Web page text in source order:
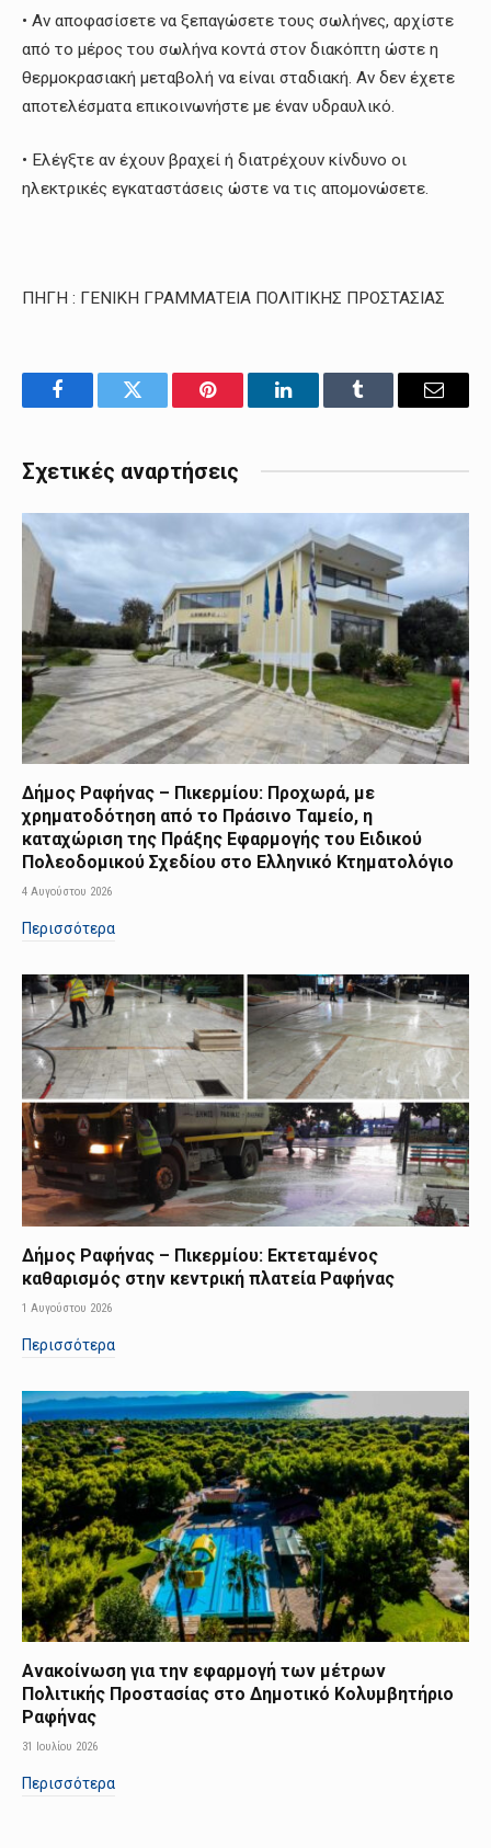
• Αν αποφασίσετε να ξεπαγώσετε τους σωλήνες, αρχίστε
από το μέρος του σωλήνα κοντά στον διακόπτη ώστε η
θερμοκρασιακή μεταβολή να είναι σταδιακή. Αν δεν έχετε
αποτελέσματα επικοινωνήστε με έναν υδραυλικό.
• Ελέγξτε αν έχουν βραχεί ή διατρέχουν κίνδυνο οι
ηλεκτρικές εγκαταστάσεις ώστε να τις απομονώσετε.
ΠΗΓΗ : ΓΕΝΙΚΗ ΓΡΑΜΜΑΤΕΙΑ ΠΟΛΙΤΙΚΗΣ ΠΡΟΣΤΑΣΙΑΣ
FacebookTwitter Pinterest LinkedInTumblr Email
Σχετικές αναρτήσεις
Δήμος Ραφήνας – Πικερμίου: Προχωρά, με
χρηματοδότηση από το Πράσινο Ταμείο, η
καταχώριση της Πράξης Εφαρμογής του Ειδικού
Πολεοδομικού Σχεδίου στο Ελληνικό Κτηματολόγιο
4 Αυγούστου 2026
Περισσότερα
Δήμος Ραφήνας – Πικερμίου: Εκτεταμένος
καθαρισμός στην κεντρική πλατεία Ραφήνας
1 Αυγούστου 2026
Περισσότερα
Ανακοίνωση για την εφαρμογή των μέτρων
Πολιτικής Προστασίας στο Δημοτικό Κολυμβητήριο
Ραφήνας
31 Ιουλίου 2026
Περισσότερα